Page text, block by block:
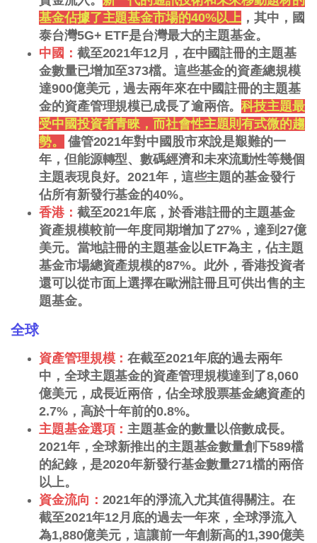
基金佔據了主題基金市場的40%以上 ，其中，國
泰台灣5G+ ETF是台灣最大的主題基金。
中國： 截至2021年12月，在中國註冊的主題基
金數量已增加至373檔。這些基金的資產總規模
達900億美元，過去兩年來在中國註冊的主題基
金的資產管理規模已成長了逾兩倍。科技主題最
受中國投資者青睞，而社會性主題則有式微的趨
勢。
儘管2021年對中國股市來說是艱難的一
年，但能源轉型、數碼經濟和未來流動性等幾個
主題表現良好。2021年，這些主題的基金發行
佔所有新發行基金的40%。
香港： 截至2021年底，於香港註冊的主題基金
資產規模較前一年度同期增加了27%，達到27億
美元。當地註冊的主題基金以ETF為主，佔主題
基金市場總資產規模的87%。此外，香港投資者
還可以從市面上選擇在歐洲註冊且可供出售的主
題基金。
全球
資產管理規模：在截至2021年底的過去兩年
中，全球主題基金的資產管理規模達到了8,060
億美元，成長近兩倍，佔全球股票基金總資產的
2.7%，高於十年前的0.8%。
主題基金選項： 主題基金的數量以倍數成長。
2021年，全球新推出的主題基金數量創下589檔
的紀錄，是2020年新發行基金數量271檔的兩倍
以上。
資金流向： 2021年的淨流入尤其值得關注。在
截至2021年12月底的過去一年來，全球淨流入
為1,880億美元，這讓前一年創新高的1,390億美